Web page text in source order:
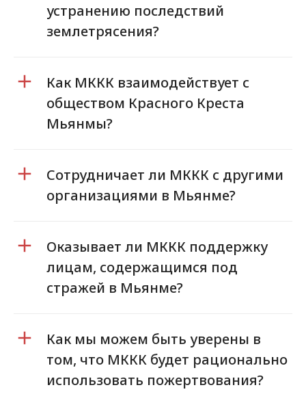
устранению последствий
землетрясения?
Как МККК взаимодействует с
обществом Красного Креста
Мьянмы?
Сотрудничает ли МККК с другими
организациями в Мьянме?
Оказывает ли МККК поддержку
лицам, содержащимся под
стражей в Мьянме?
Как мы можем быть уверены в
том, что МККК будет рационально
использовать пожертвования?